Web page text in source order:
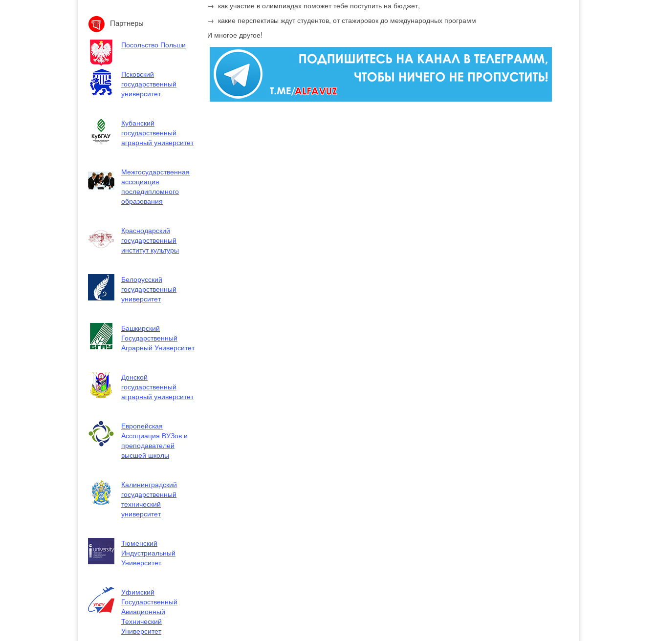
Партнеры
Посольство Польши
Псковский
государственный
университет
Кубанский
государственный
аграрный университет
Межгосударственная
ассоциация
последипломного
образования
Краснодарский
государственный
институт культуры
Белорусский
государственный
университет
Башкирский
Государственный
Аграрный Университет
Донской
государственный
аграрный университет
Европейская
Ассоциация ВУЗов и
преподавателей
высшей школы
Калининградский
государственный
технический
университет
Тюменский
Индустриальный
Университет
Уфимский
Государственный
Авиационный
Технический
Университет
→ как участие в олимпиадах поможет тебе поступить на бюджет,
→ какие перспективы ждут студентов, от стажировок до международных программ
И многое другое!